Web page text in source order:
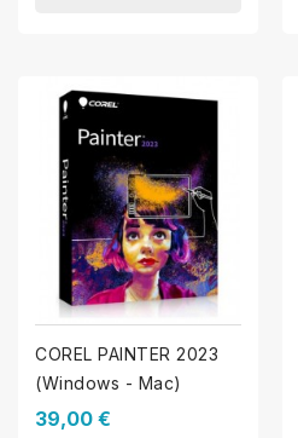
COREL PAINTER 2023
(Windows - Mac)
39,00 €